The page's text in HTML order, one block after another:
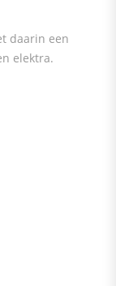
daarin een
elektra.